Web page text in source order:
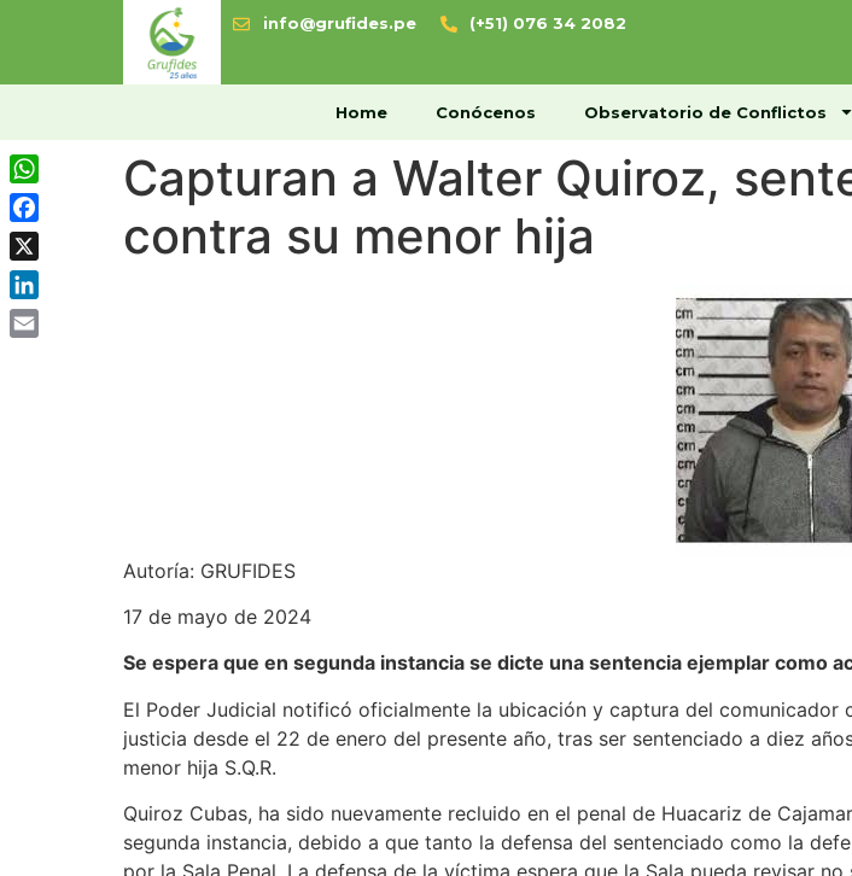
info@grufides.pe (+51) 076 34 2082
Home Conócenos Observatorio de Conflictos
Home Conócenos
Capturan a Walter Quiroz,
contra su menor hija
Autoría: GRUFIDES
17 de mayo de 2024
Se espera que en segunda instancia se dicte una sentencia ejemplar como
El Poder Judicial notificó oficialmente la ubicación y captura del
justicia desde el 22 de enero del presente año, tras ser sentenciado a diez
menor hija S.Q.R.
Quiroz Cubas, ha sido nuevamente recluido en el penal de Huacariz de
segunda instancia, debido a que tanto la defensa del sentenciado como la
WhatsApp
Facebook
X
LinkedIn